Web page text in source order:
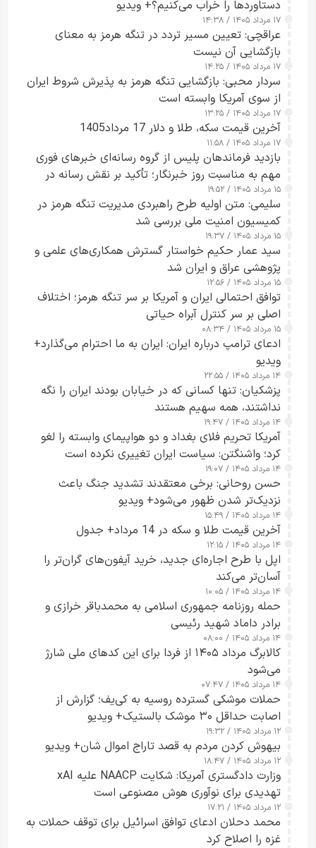
دستاوردها را خراب می‌کنیم؟+ ویدیو
۱۷ مرداد ۱۴۰۵ / ۱۴:۳۸
عراقچی: تعیین مسیر تردد در تنگه هرمز به معنای
بازگشایی آن نیست
۱۷ مرداد ۱۴۰۵ / ۱۴:۲۵
سردار محبی: بازگشایی تنگه هرمز به پذیرش شروط ایران
از سوی آمریکا وابسته است
۱۷ مرداد ۱۴۰۵ / ۱۳:۲۵
آخرین قیمت سکه، طلا و دلار 17 مرداد1405
۱۷ مرداد ۱۴۰۵ / ۱۱:۵۸
بازدید فرماندهان پلیس از گروه رسانه‌ای خبرهای فوری
مهم به مناسبت روز خبرنگار؛ تأکید بر نقش رسانه در
تقویت امنیت و اعتماد عمومی
۱۵ مرداد ۱۴۰۵ / ۱۹:۵۲
سلیمی: متن اولیه طرح راهبردی مدیریت تنگه هرمز در
کمیسیون امنیت ملی بررسی شد
۱۵ مرداد ۱۴۰۵ / ۱۹:۳۷
سید عمار حکیم خواستار گسترش همکاری‌های علمی و
پژوهشی عراق و ایران شد
۱۵ مرداد ۱۴۰۵ / ۱۲:۵۶
توافق احتمالی ایران و آمریکا بر سر تنگه هرمز؛ اختلاف
اصلی بر سر کنترل آبراه حیاتی
۱۵ مرداد ۱۴۰۵ / ۰۸:۳۴
ادعای ترامپ درباره ایران: ایران به ما احترام می‌گذارد+
ویدیو
۱۴ مرداد ۱۴۰۵ / ۲۲:۵۵
پزشکیان: تنها کسانی که در خیابان بودند ایران را نگه
نداشتند، همه سهیم هستند
۱۴ مرداد ۱۴۰۵ / ۱۹:۴۷
آمریکا تحریم فلای بغداد و دو هواپیمای وابسته را لغو
کرد؛ واشنگتن: سیاست ایران تغییری نکرده است
۱۴ مرداد ۱۴۰۵ / ۱۹:۰۷
حسن روحانی: برخی معتقدند تشدید جنگ باعث
نزدیک‌تر شدن ظهور می‌شود+ ویدیو
۱۴ مرداد ۱۴۰۵ / ۱۵:۴۹
آخرین قیمت طلا و سکه در 14 مرداد+ جدول
۱۴ مرداد ۱۴۰۵ / ۱۲:۱۵
اپل با طرح اجاره‌ای جدید، خرید آیفون‌های گران‌تر را
آسان‌تر می‌کند
۱۴ مرداد ۱۴۰۵ / ۱۰:۰۵
حمله روزنامه جمهوری اسلامی به محمدباقر خرازی و
برادر داماد شهید رئیسی
۱۴ مرداد ۱۴۰۵ / ۰۸:۰۰
کالابرگ مرداد ۱۴۰۵ از فردا برای این کدهای ملی شارژ
می‌شود
۱۴ مرداد ۱۴۰۵ / ۰۷:۴۷
حملات موشکی گسترده روسیه به کی‌یف؛ گزارش از
اصابت حداقل ۳۰ موشک بالستیک+ ویدیو
۱۲ مرداد ۱۴۰۵ / ۱۹:۳۲
بیهوش کردن مردم به قصد تاراج اموال شان+ ویدیو
۱۲ مرداد ۱۴۰۵ / ۱۸:۴۷
وزارت دادگستری آمریکا: شکایت NAACP علیه xAI
تهدیدی برای نوآوری هوش مصنوعی است
۱۲ مرداد ۱۴۰۵ / ۱۷:۲۱
محمد دحلان ادعای توافق اسرائیل برای توقف حملات به
غزه را اصلاح کرد